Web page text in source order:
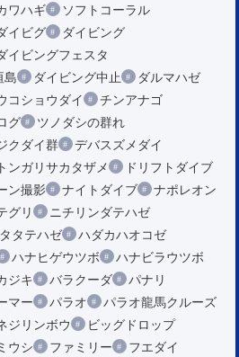
ワハギ
ソフトコーラル
イビグ
ダイビング
イビングフェスタ
島
ダイビング中止
ダルマハゼ
コショウダイ
チンアナゴ
グ
ツノダシの群れ
クダイ群
デバスズメダイ
トンガリサカタザメ
ドリフトダイブ
ン撮影 ナイトダイブ
ナポレオン
グリ
ニチリンダテハゼ
タテハゼ
ハダカハオコゼ
ハナヒゲウツボ
ハナビラウツボ
ジキ バラクーダ
パナリ
マー パラオ
パラオ龍馬クルーズ
ジリンボウ
ビッグドロップ
ウシ ファミリー
フエダイ